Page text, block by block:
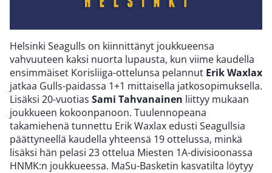
Helsinki Seagulls on kiinnittänyt joukkueensa
vahvuuteen kaksi nuorta lupausta, kun viime kaudella
ensimmäiset Korisliiga-ottelunsa pelannut Erik Waxlax
jatkaa Gulls-paidassa 1+1 mittaisella jatkosopimuksella.
Lisäksi 20-vuotias Sami Tahvanainen liittyy mukaan
joukkueen kokoonpanoon. Tuulennopeana
takamiehenä tunnettu Erik Waxlax edusti Seagullsia
päättyneellä kaudella yhteensä 19 ottelussa, minkä
lisäksi hän pelasi 23 ottelua Miesten 1A-divisioonassa
HNMK:n joukkueessa. MaSu-Basketin kasvatilta löytyy